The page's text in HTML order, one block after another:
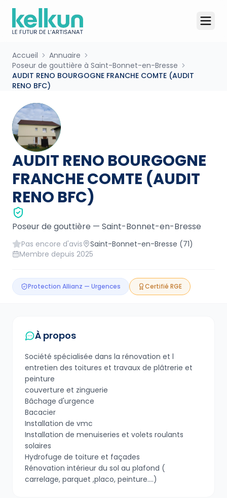
Accueil
Annuaire
Poseur de gouttière à Saint-Bonnet-en-Bresse
AUDIT RENO BOURGOGNE FRANCHE COMTE (AUDIT
RENO BFC)
AUDIT RENO BOURGOGNE
FRANCHE COMTE (AUDIT
RENO BFC)
Poseur de gouttière — Saint-Bonnet-en-Bresse
Pas encore d'avis Saint-Bonnet-en-Bresse (71)
Membre depuis 2025
Protection Allianz — Urgences Certifié RGE
À propos
Société spécialisée dans la rénovation et l
entretien des toitures et travaux de plâtrerie et
peinture
couverture et zinguerie
Bâchage d'urgence
Bacacier
Installation de vmc
Installation de menuiseries et volets roulants
solaires
Hydrofuge de toiture et façades
Rénovation intérieur du sol au plafond (
carrelage, parquet ,placo, peinture....)